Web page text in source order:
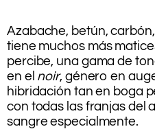
Azabache, betún,
tiene muchos más
percibe, una gama de
en el noir, género en
hibridación tan en boga
con todas las franjas del
sangre especialmente.